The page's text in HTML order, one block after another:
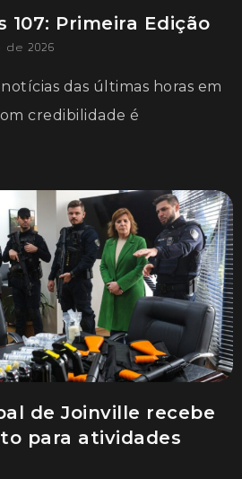
107: Primeira Edição
2026
das últimas horas em
credibilidade é
de Joinville recebe
para atividades